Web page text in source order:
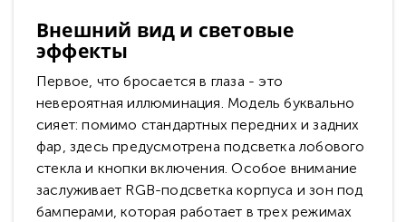
Внешний вид и световые
эффекты
Первое, что бросается в глаза - это
невероятная иллюминация. Модель буквально
сияет: помимо стандартных передних и задних
фар, здесь предусмотрена подсветка лобового
стекла и кнопки включения. Особое внимание
заслуживает RGB-подсветка корпуса и зон под
бамперами, которая работает в трех режимах